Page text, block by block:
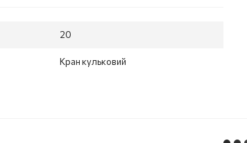
20
Кран кульковий